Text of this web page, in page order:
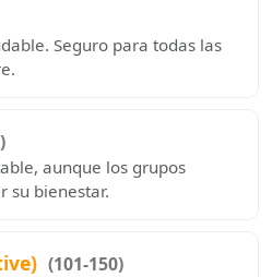
Seguro para todas las
aunque los grupos
su bienestar.
(101-150)